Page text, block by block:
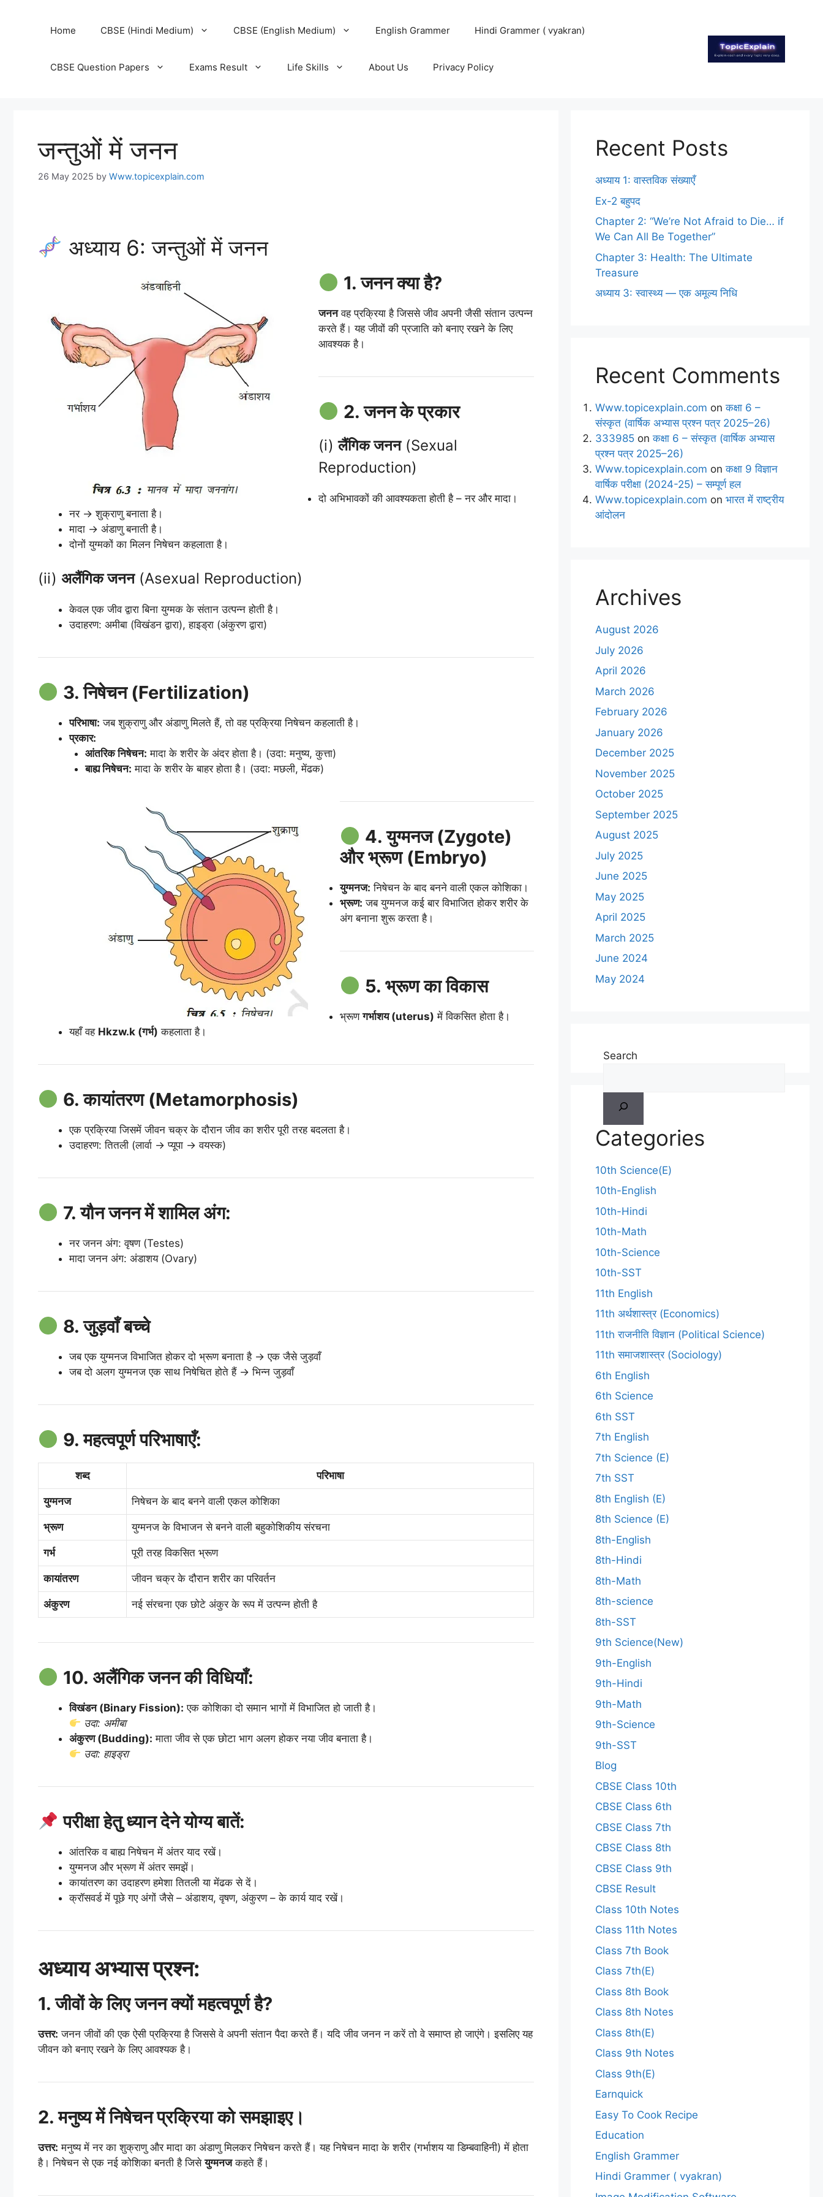
Home CBSE (Hindi Medium) CBSE (English Medium) English Grammer Hindi Grammer ( vyakran)
CBSE Question Papers Exams Result Life Skills About Us Privacy Policy
जन्तुओं में जनन
26 May 2025 by Www.topicexplain.com
अध्याय 6: जन्तुओं में जनन
1. जनन क्या है?
जननवह प्रक्रिया है जिससे जीव अपनी जैसी संतान उत्पन्न
करते हैं। यह जीवों की प्रजाति को बनाए रखने के लिए
आवश्यक है।
2. जनन के प्रकार
(i)लैंगिक जनन(Sexual
Reproduction)
दो अभिभावकों की आवश्यकता होती है – नर और मादा।
नर → शुक्राणु बनाता है।
मादा → अंडाणु बनाती है।
दोनों युग्मकों का मिलन निषेचन कहलाता है।
(ii) अलैंगिक जनन(Asexual Reproduction)
केवल एक जीव द्वारा बिना युग्मक के संतान उत्पन्न होती है।
उदाहरण: अमीबा (विखंडन द्वारा), हाइड्रा (अंकुरण द्वारा)
3. निषेचन (Fertilization)
परिभाषा: जब शुक्राणु और अंडाणु मिलते हैं, तो वह प्रक्रिया निषेचन कहलाती है।
प्रकार:
आंतरिक निषेचन: मादा के शरीर के अंदर होता है। (उदा: मनुष्य, कुत्ता)
बाह्य निषेचन: मादा के शरीर के बाहर होता है। (उदा: मछली, मेंढक)
4. युग्मनज (Zygote)
और भ्रूण (Embryo)
युग्मनज: निषेचन के बाद बनने वाली एकल कोशिका।
भ्रूण: जब युग्मनज कई बार विभाजित होकर शरीर के
अंग बनाना शुरू करता है।
5. भ्रूण का विकास
भ्रूणगर्भाशय (uterus) में विकसित होता है।
यहाँ वह Hkzw.k (गर्भ) कहलाता है।
6. कायांतरण (Metamorphosis)
एक प्रक्रिया जिसमें जीवन चक्र के दौरान जीव का शरीर पूरी तरह बदलता है।
उदाहरण: तितली (लार्वा → प्यूपा → वयस्क)
7. यौन जनन में शामिल अंग:
नर जनन अंग: वृषण (Testes)
मादा जनन अंग: अंडाशय (Ovary)
8. जुड़वाँ बच्चे
जब एक युग्मनज विभाजित होकर दो भ्रूण बनाता है → एक जैसे जुड़वाँ
जब दो अलग युग्मनज एक साथ निषेचित होते हैं → भिन्न जुड़वाँ
9. महत्वपूर्ण परिभाषाएँ:
शब्द परिभाषा
युग्मनज निषेचन के बाद बनने वाली एकल कोशिका
भ्रूण युग्मनज के विभाजन से बनने वाली बहुकोशिकीय संरचना
गर्भ पूरी तरह विकसित भ्रूण
कायांतरण जीवन चक्र के दौरान शरीर का परिवर्तन
अंकुरण नई संरचना एक छोटे अंकुर के रूप में उत्पन्न होती है
10. अलैंगिक जनन की विधियाँ:
विखंडन (Binary Fission): एक कोशिका दो समान भागों में विभाजित हो जाती है।
उदा: अमीबा
अंकुरण (Budding): माता जीव से एक छोटा भाग अलग होकर नया जीव बनाता है।
उदा: हाइड्रा
परीक्षा हेतु ध्यान देने योग्य बातें:
आंतरिक व बाह्य निषेचन में अंतर याद रखें।
युग्मनज और भ्रूण में अंतर समझें।
कायांतरण का उदाहरण हमेशा तितली या मेंढक से दें।
क्रॉसवर्ड में पूछे गए अंगों जैसे – अंडाशय, वृषण, अंकुरण – के कार्य याद रखें।
अध्याय अभ्यास प्रश्न:
1. जीवों के लिए जनन क्यों महत्वपूर्ण है?
उत्तर: जनन जीवों की एक ऐसी प्रक्रिया है जिससे वे अपनी संतान पैदा करते हैं। यदि जीव जनन न करें तो वे समाप्त हो जाएंगे। इसलिए यह
जीवन को बनाए रखने के लिए आवश्यक है।
2. मनुष्य में निषेचन प्रक्रिया को समझाइए।
उत्तर: मनुष्य में नर का शुक्राणु और मादा का अंडाणु मिलकर निषेचन करते हैं। यह निषेचन मादा के शरीर (गर्भाशय या डिम्बवाहिनी) में होता
है। निषेचन से एक नई कोशिका बनती है जिसेयुग्मनजकहते हैं।
Recent Posts
अध्याय 1: वास्तविक संख्याएँ
Ex-2 बहुपद
Chapter 2: “We’re Not Afraid to Die… if
We Can All Be Together”
Chapter 3: Health: The Ultimate
Treasure
अध्याय 3: स्वास्थ्य — एक अमूल्य निधि
Recent Comments
Www.topicexplain.com onकक्षा 6 –
संस्कृत (वार्षिक अभ्यास प्रश्न पत्र 2025–26)
333985 onकक्षा 6 – संस्कृत (वार्षिक अभ्यास
प्रश्न पत्र 2025–26)
Www.topicexplain.com onकक्षा 9 विज्ञान
वार्षिक परीक्षा (2024-25) – सम्पूर्ण हल
Www.topicexplain.com on भारत में राष्ट्रीय
आंदोलन
Archives
August 2026
July 2026
April 2026
March 2026
February 2026
January 2026
December 2025
November 2025
October 2025
September 2025
August 2025
July 2025
June 2025
May 2025
April 2025
March 2025
June 2024
May 2024
Search
Categories
10th Science(E)
10th-English
10th-Hindi
10th-Math
10th-Science
10th-SST
11th English
11th अर्थशास्त्र (Economics)
11th राजनीति विज्ञान (Political Science)
11th समाजशास्त्र (Sociology)
6th English
6th Science
6th SST
7th English
7th Science (E)
7th SST
8th English (E)
8th Science (E)
8th-English
8th-Hindi
8th-Math
8th-science
8th-SST
9th Science(New)
9th-English
9th-Hindi
9th-Math
9th-Science
9th-SST
Blog
CBSE Class 10th
CBSE Class 6th
CBSE Class 7th
CBSE Class 8th
CBSE Class 9th
CBSE Result
Class 10th Notes
Class 11th Notes
Class 7th Book
Class 7th(E)
Class 8th Book
Class 8th Notes
Class 8th(E)
Class 9th Notes
Class 9th(E)
Earnquick
Easy To Cook Recipe
Education
English Grammer
Hindi Grammer ( vyakran)